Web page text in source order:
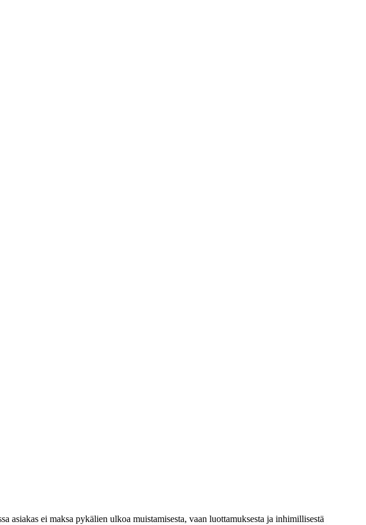
asiakas ei maksa pykälien ulkoa muistamisesta, vaan luottamuksesta ja inhimillisestä